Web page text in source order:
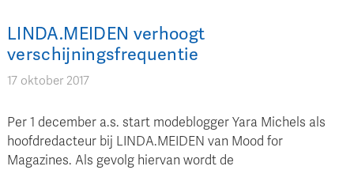
LINDA.MEIDEN verhoogt
verschijningsfrequentie
17 oktober 2017
Per 1 december a.s. start modeblogger Yara Michels als
hoofdredacteur bij LINDA.MEIDEN van Mood for
Magazines. Als gevolg hiervan wordt de